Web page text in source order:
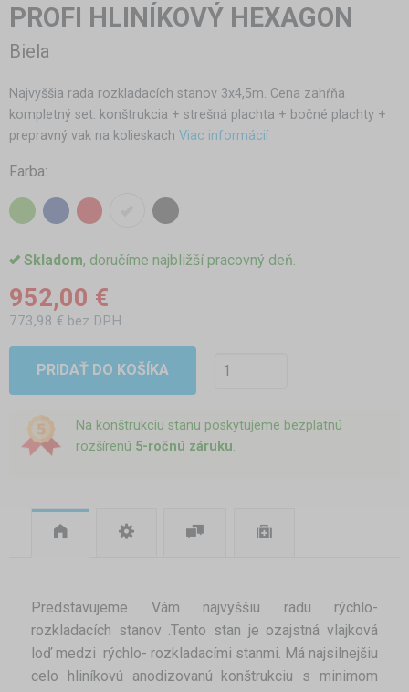
PROFI HLINÍKOVÝ HEXAGON
Biela
Najvyššia rada rozkladacích stanov 3x4,5m. Cena zahŕňa
kompletný set: konštrukcia + strešná plachta + bočné plachty +
prepravný vak na kolieskach Viac informácií
Farba:
Skladom, doručíme najbližší pracovný deň.
952,00 €
773,98 € bez DPH
PRIDAŤ DO KOŠÍKA
Na konštrukciu stanu poskytujeme bezplatnú
rozšírenú 5-ročnú záruku.
Predstavujeme Vám najvyššiu radu rýchlo-
rozkladacích stanov .Tento stan je ozajstná vlajková
loď medzi rýchlo- rozkladacími stanmi. Má najsilnejšiu
celo hliníkovú anodizovanú konštrukciu s minimom